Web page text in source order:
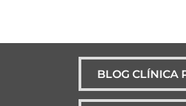
BLOG CLÍNICA